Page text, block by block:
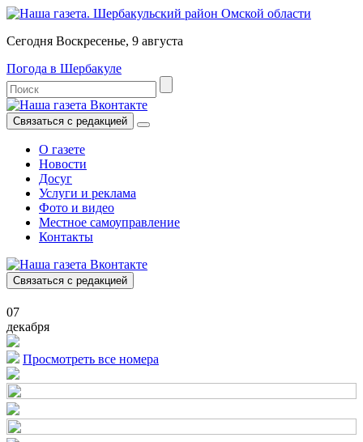
Сегодня Воскресенье, 9 августа
Погода в Шербакуле
Связаться с редакцией
О газете
Новости
Досуг
Услуги и реклама
Фото и видео
Местное самоуправление
Контакты
Связаться с редакцией
07
декабря
Просмотреть все номера